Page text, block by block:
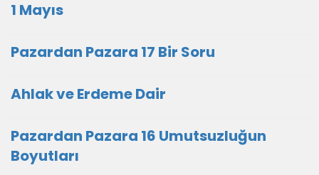
1 Mayıs
Pazardan Pazara 17 Bir Soru
Ahlak ve Erdeme Dair
Pazardan Pazara 16 Umutsuzluğun
Boyutları